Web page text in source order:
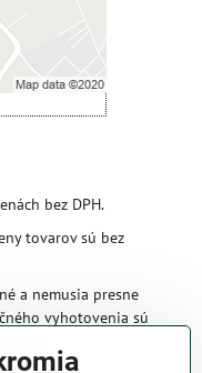
bez DPH.
tovarov sú bez
a nemusia presne
vyhotovenia sú